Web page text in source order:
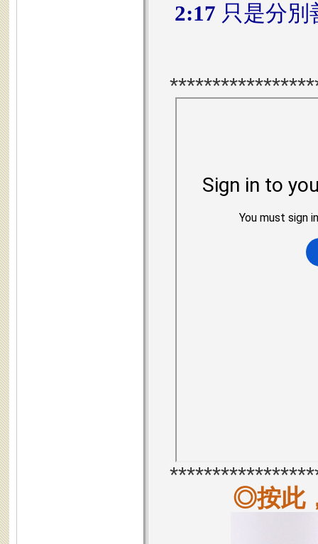
2:17 只是分別
◎按此